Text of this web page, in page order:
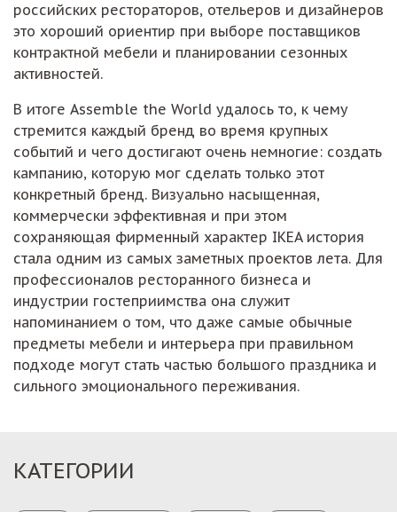
российских рестораторов, отельеров и дизайнеров
это хороший ориентир при выборе поставщиков
контрактной мебели и планировании сезонных
активностей.
В итоге Assemble the World удалось то, к чему
стремится каждый бренд во время крупных
событий и чего достигают очень немногие: создать
кампанию, которую мог сделать только этот
конкретный бренд. Визуально насыщенная,
коммерчески эффективная и при этом
сохраняющая фирменный характер IKEA история
стала одним из самых заметных проектов лета. Для
профессионалов ресторанного бизнеса и
индустрии гостеприимства она служит
напоминанием о том, что даже самые обычные
предметы мебели и интерьера при правильном
подходе могут стать частью большого праздника и
сильного эмоционального переживания.
КАТЕГОРИИ